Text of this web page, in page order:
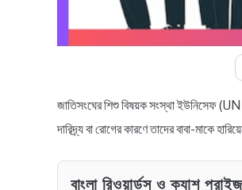
জাতিসংঘের শিশু বিষয়ক সংস্থা ইউনিসেফ
দারিদ্র্য বা রোগের কারণে তাদের বাবা-মাকে
বাংলা রিওয়ার্ডস ও ক্যাশ